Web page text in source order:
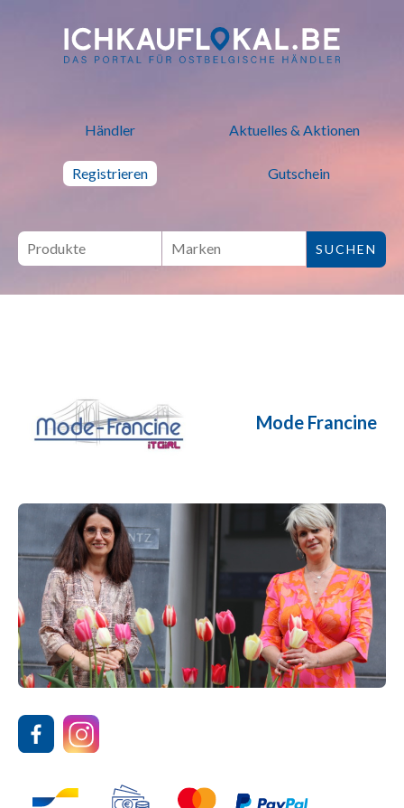
ich kauf lokal - Bei lokalen
Händler Aktuelles & Aktionen
Registrieren Gutschein
Mode Francine